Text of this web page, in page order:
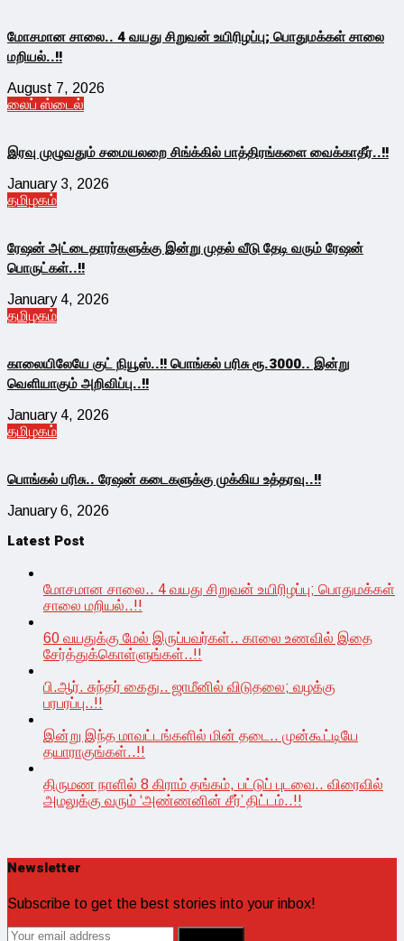
மோசமான சாலை.. 4 வயது சிறுவன் உயிரிழப்பு; பொதுமக்கள் சாலை
மறியல்..!!
August 7, 2026
லைப் ஸ்டைல்
இரவு முழுவதும் சமையலறை சிங்க்கில் பாத்திரங்களை வைக்காதீர்..!!
January 3, 2026
தமிழகம்
ரேஷன் அட்டைதாரர்களுக்கு இன்று முதல் வீடு தேடி வரும் ரேஷன்
பொருட்கள்..!!
January 4, 2026
தமிழகம்
காலையிலேயே குட் நியூஸ்..!! பொங்கல் பரிசு ரூ.3000.. இன்று
வெளியாகும் அறிவிப்பு..!!
January 4, 2026
தமிழகம்
பொங்கல் பரிசு.. ரேஷன் கடைகளுக்கு முக்கிய உத்தரவு..!!
January 6, 2026
Latest Post
மோசமான சாலை.. 4 வயது சிறுவன் உயிரிழப்பு; பொதுமக்கள்
சாலை மறியல்..!!
60 வயதுக்கு மேல் இருப்பவர்கள்.. காலை உணவில் இதை
சேர்த்துக்கொள்ளுங்கள்..!!
பி.ஆர். சுந்தர் கைது.. ஜாமீனில் விடுதலை; வழக்கு
பரபரப்பு..!!
இன்று இந்த மாவட்டங்களில் மின் தடை.. முன்கூட்டியே
தயாராகுங்கள்..!!
திருமண நாளில் 8 கிராம் தங்கம், பட்டுப் புடவை.. விரைவில்
அமலுக்கு வரும் ‘அண்ணனின் சீர்’ திட்டம்..!!
Newsletter
Subscribe to get the best stories into your inbox!